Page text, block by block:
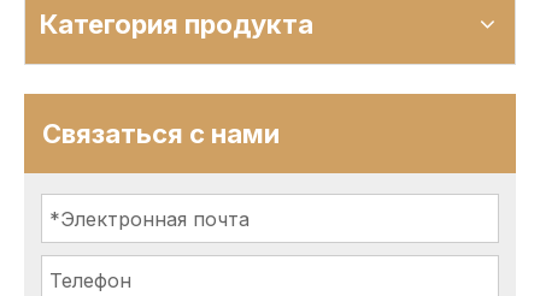
Категория продукта
Связаться с нами